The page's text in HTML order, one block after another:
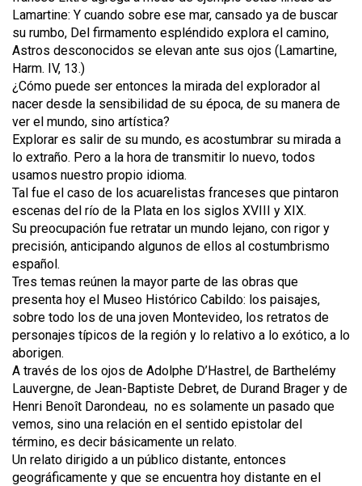
Lamartine: Y cuando sobre ese mar, cansado ya de buscar
su rumbo, Del firmamento espléndido explora el camino,
Astros desconocidos se elevan ante sus ojos (Lamartine,
Harm. IV, 13.)
¿Cómo puede ser entonces la mirada del explorador al
nacer desde la sensibilidad de su época, de su manera de
ver el mundo, sino artística?
Explorar es salir de su mundo, es acostumbrar su mirada a
lo extraño. Pero a la hora de transmitir lo nuevo, todos
usamos nuestro propio idioma.
Tal fue el caso de los acuarelistas franceses que pintaron
escenas del río de la Plata en los siglos XVIII y XIX.
Su preocupación fue retratar un mundo lejano, con rigor y
precisión, anticipando algunos de ellos al costumbrismo
español.
Tres temas reúnen la mayor parte de las obras que
presenta hoy el Museo Histórico Cabildo: los paisajes,
sobre todo los de una joven Montevideo, los retratos de
personajes típicos de la región y lo relativo a lo exótico, a lo
aborigen.
A través de los ojos de Adolphe D’Hastrel, de Barthelémy
Lauvergne, de Jean-Baptiste Debret, de Durand Brager y de
Henri Benoît Darondeau, no es solamente un pasado que
vemos, sino una relación en el sentido epistolar del
término, es decir básicamente un relato.
Un relato dirigido a un público distante, entonces
geográficamente y que se encuentra hoy distante en el